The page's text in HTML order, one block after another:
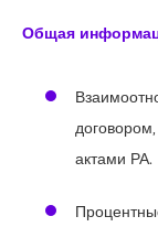
Общая
актами РА.